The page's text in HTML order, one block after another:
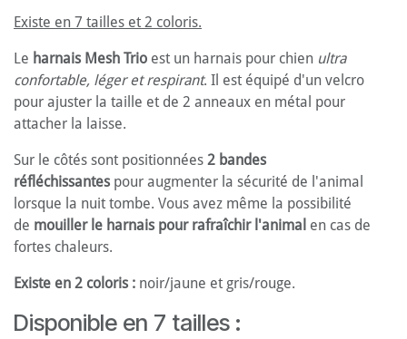
Existe en 7 tailles et 2 coloris.
Le harnais Mesh Trio est un harnais pour chien ultra
confortable, léger et respirant. Il est équipé d'un velcro
pour ajuster la taille et de 2 anneaux en métal pour
attacher la laisse.
Sur le côtés sont positionnées 2 bandes
réfléchissantes pour augmenter la sécurité de l'animal
lorsque la nuit tombe. Vous avez même la possibilité
de mouiller le harnais pour rafraîchir l'animal en cas de
fortes chaleurs.
Existe en 2 coloris : noir/jaune et gris/rouge.
Disponible en 7 tailles :